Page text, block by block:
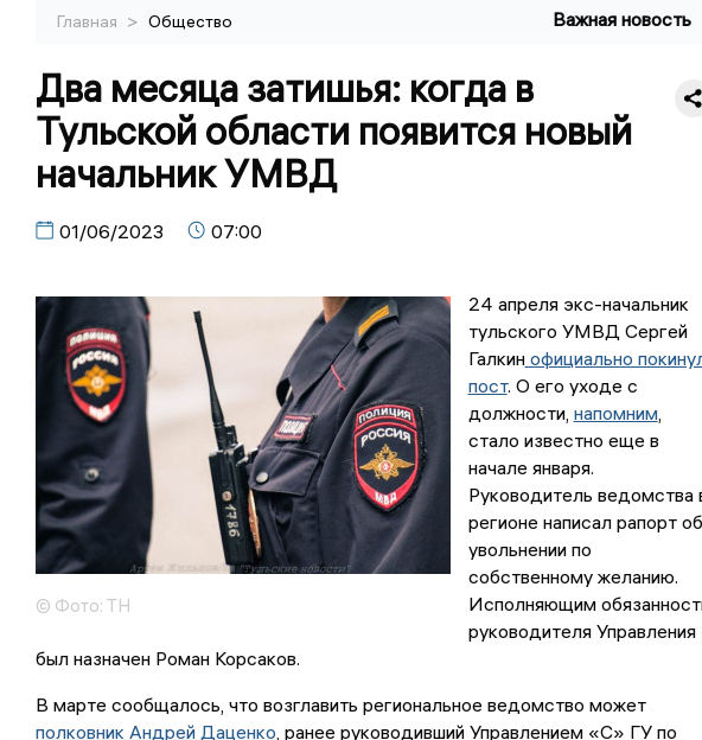
Главная > Общество Важная новость
Два месяца затишья: когда в
Тульской области появится новый
начальник УМВД
01/06/2023 07:00
© Фото: ТН
24 апреля экс-начальник
тульского УМВД Сергей
Галкинофициально
пост. О его уходе с
должности, напомним,
стало известно еще в
начале января.
Руководитель ведомства
регионе написал рапорт об
увольнении по
собственному желанию.
Исполняющим
руководителя Управления
был назначен Роман Корсаков.
В марте сообщалось, что возглавить региональное ведомство может
полковник Андрей Даценко, ранее руководивший Управлением «С» ГУ по